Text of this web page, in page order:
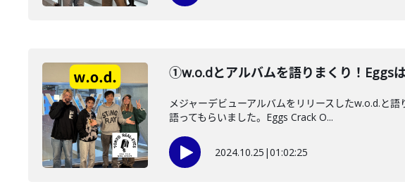
①w.o.dとアルバムを語りまくり！Eggs
メジャーデビューアルバムをリリースしたw.o.d.と
語ってもらいました。Eggs Crack O...
2024.10.25 |01:02:25